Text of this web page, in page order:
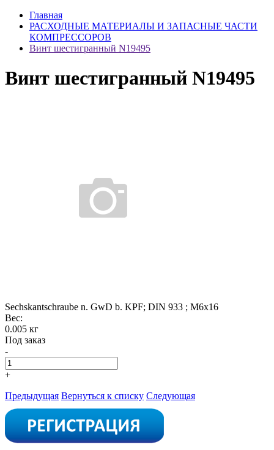
Главная
РАСХОДНЫЕ МАТЕРИАЛЫ И ЗАПАСНЫЕ ЧАСТИ
КОМПРЕССОРОВ
Винт шестигранный N19495
Винт шестигранный N19495
Sechskantschraube n. GwD b. KPF; DIN 933 ; M6x16
Вес:
0.005 кг
Под заказ
-
+
Предыдущая Вернуться к списку Следующая